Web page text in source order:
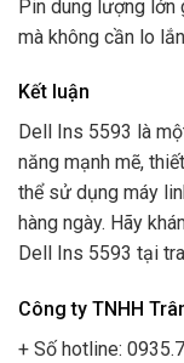
Pin dung lượng lớn
mà không cần lo
Kết luận
Dell Ins 5593 là
năng mạnh mẽ,
thể sử dụng máy
hàng ngày. Hãy
Dell Ins 5593 tại
Công ty TNHH
+ Số hotline: